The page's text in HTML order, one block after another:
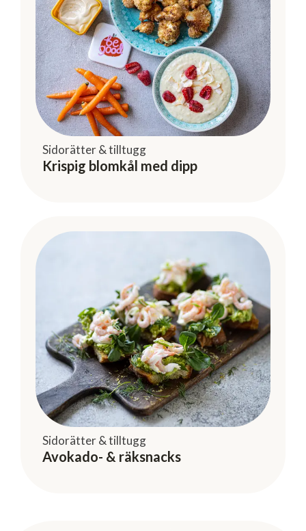
Sidorätter & tilltugg
Krispig blomkål med dipp
Sidorätter & tilltugg
Avokado- & räksnacks